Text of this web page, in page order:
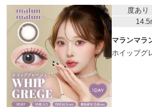
度あり
マランマラ
ホイップグ